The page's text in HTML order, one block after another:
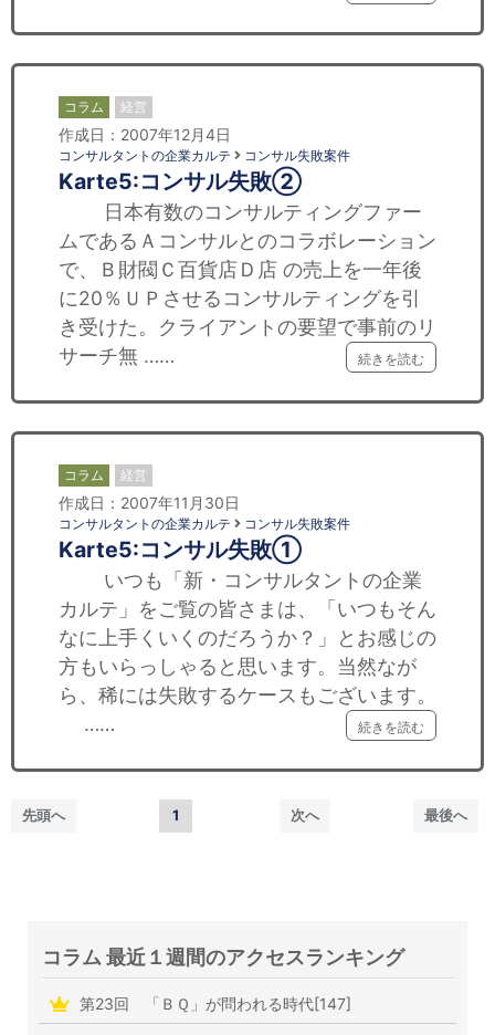
コラム 経営
作成日：2007年12月4日
コンサルタントの企業カルテ コンサル失敗案件
Karte5:コンサル失敗②
日本有数のコンサルティングファー
ムであるＡコンサルとのコラボレーション
で、Ｂ財閥Ｃ百貨店Ｄ店 の売上を一年後
に20％ＵＰさせるコンサルティングを引
き受けた。クライアントの要望で事前のリ
サーチ無 ……
続きを読む
コラム 経営
作成日：2007年11月30日
コンサルタントの企業カルテ コンサル失敗案件
Karte5:コンサル失敗①
いつも「新・コンサルタントの企業
カルテ」をご覧の皆さまは、「いつもそん
なに上手くいくのだろうか？」とお感じの
方もいらっしゃると思います。当然なが
ら、稀には失敗するケースもございます。
……
続きを読む
先頭へ 1 次へ 最後へ
コラム 最近１週間のアクセスランキング
第23回 「ＢＱ」が問われる時代[147]